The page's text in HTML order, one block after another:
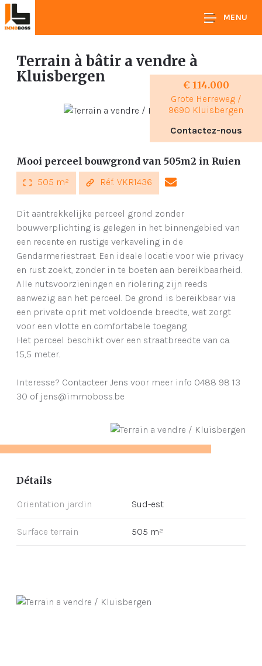
MENU
Terrain à bâtir a vendre à
Kluisbergen
€ 114.000
Grote Herreweg /
9690 Kluisbergen
Contactez-nous
Mooi perceel bouwgrond van 505m2 in Ruien
505 m² Réf. VKR1436
Dit aantrekkelijke perceel grond zonder
bouwverplichting is gelegen in het binnengebied van
een recente en rustige verkaveling in de
Gendarmeriestraat. Een ideale locatie voor wie privacy
en rust zoekt, zonder in te boeten aan bereikbaarheid.
Alle nutsvoorzieningen en riolering zijn reeds
aanwezig aan het perceel. De grond is bereikbaar via
een private oprit met voldoende breedte, wat zorgt
voor een vlotte en comfortabele toegang.
Het perceel beschikt over een straatbreedte van ca.
15,5 meter.
Interesse? Contacteer Jens voor meer info 0488 98 13
30 of jens@immoboss.be
Détails
Orientation jardin Sud-est
Surface terrain 505 m²